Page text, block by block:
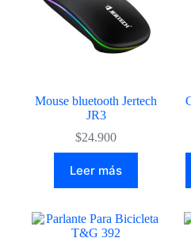
Mouse bluetooth Jertech
JR3
$24.900
Leer más